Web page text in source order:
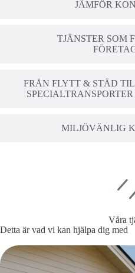
JÄMFÖR
TJÄNSTER SOM
FRÅN FLYTT & STÄD
MILJÖVÄNLIG
Våra
Detta är vad vi kan hjälpa dig med